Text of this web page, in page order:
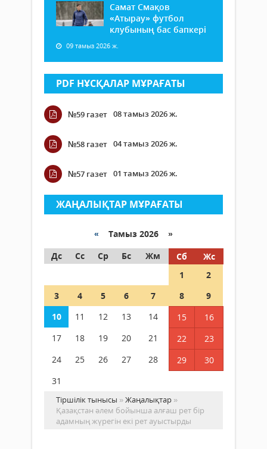
Самат Смақов
«Атырау» футбол
клубының бас бапкері
09 тамыз 2026 ж.
PDF НҰСҚАЛАР МҰРАҒАТЫ
№59 газет 08 тамыз 2026 ж.
№58 газет 04 тамыз 2026 ж.
№57 газет 01 тамыз 2026 ж.
ЖАҢАЛЫҚТАР МҰРАҒАТЫ
« Тамыз 2026 »
Дс
Сс Ср Бс Жм Сб
Жс
1
2
3
4 5 6 7 8
9
10
11 12 13 14 15
16
17
18 19 20 21 22
23
24
25 26 27 28 29
30
31
Тіршілік тынысы »Жаңалықтар »
Қазақстан әлем бойынша алғаш рет бір
адамның жүрегін екі рет ауыстырды